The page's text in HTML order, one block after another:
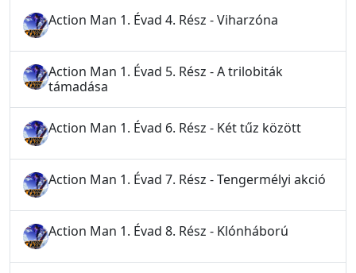
Action Man 1. Évad 4. Rész - Viharzóna
Action Man 1. Évad 5. Rész - A trilobiták
támadása
Action Man 1. Évad 6. Rész - Két tűz között
Action Man 1. Évad 7. Rész - Tengermélyi akció
Action Man 1. Évad 8. Rész - Klónháború